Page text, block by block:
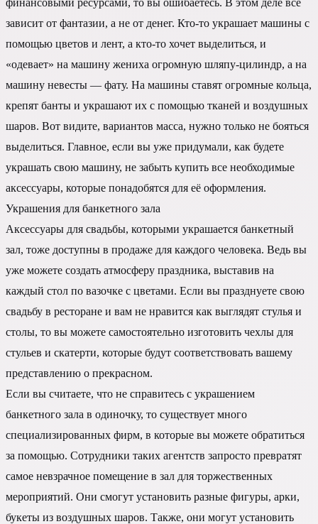
зависит от фантазии, а не от денег. Кто-то украшает машины с
помощью цветов и лент, а кто-то хочет выделиться, и
«одевает» на машину жениха огромную шляпу-цилиндр, а на
машину невесты — фату. На машины ставят огромные кольца,
крепят банты и украшают их с помощью тканей и воздушных
шаров. Вот видите, вариантов масса, нужно только не бояться
выделиться. Главное, если вы уже придумали, как будете
украшать свою машину, не забыть купить все необходимые
аксессуары, которые понадобятся для её оформления.
Украшения для банкетного зала
Аксессуары для свадьбы, которыми украшается банкетный
зал, тоже доступны в продаже для каждого человека. Ведь вы
уже можете создать атмосферу праздника, выставив на
каждый стол по вазочке с цветами. Если вы празднуете свою
свадьбу в ресторане и вам не нравится как выглядят стулья и
столы, то вы можете самостоятельно изготовить чехлы для
стульев и скатерти, которые будут соответствовать вашему
представлению о прекрасном.
Если вы считаете, что не справитесь с украшением
банкетного зала в одиночку, то существует много
специализированных фирм, в которые вы можете обратиться
за помощью. Сотрудники таких агентств запросто превратят
самое невзрачное помещение в зал для торжественных
мероприятий. Они смогут установить разные фигуры, арки,
букеты из воздушных шаров. Также, они могут установить